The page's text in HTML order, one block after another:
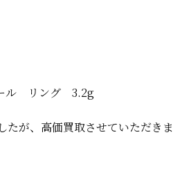
ル リング 3.2g
たが、高価買取させていただきま